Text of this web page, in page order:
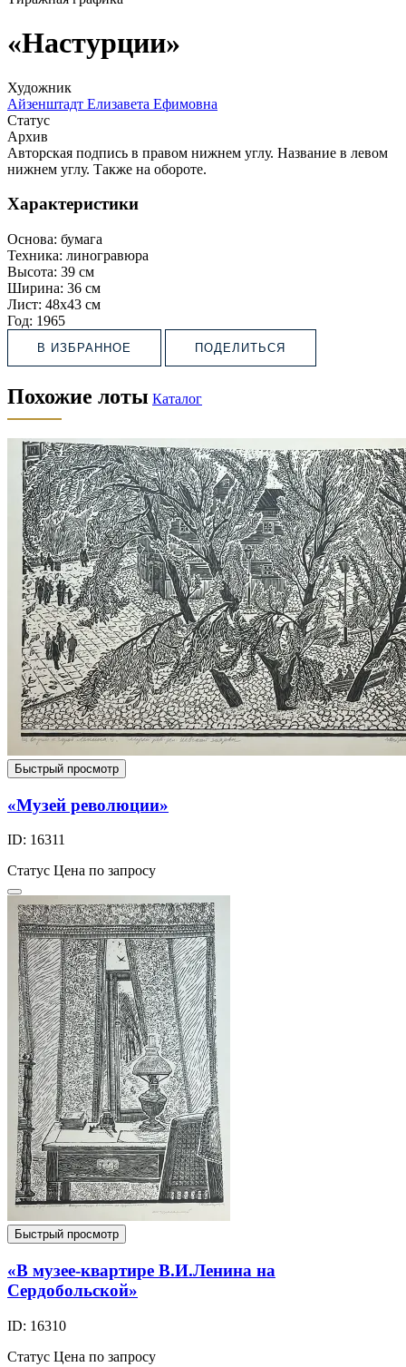
«Настурции»
Художник
Айзенштадт Елизавета Ефимовна
Статус
Архив
Авторская подпись в правом нижнем углу. Название в левом
нижнем углу. Также на обороте.
Характеристики
Основа: бумага
Техника: линогравюра
Высота: 39 см
Ширина: 36 см
Лист: 48х43 см
Год: 1965
В ИЗБРАННОЕ ПОДЕЛИТЬСЯ
Похожие лоты Каталог
Быстрый просмотр
«Музей революции»
ID: 16311
Статус Цена по запросу
Быстрый просмотр
«В музее-квартире В.И.Ленина на
Сердобольской»
ID: 16310
Статус Цена по запросу